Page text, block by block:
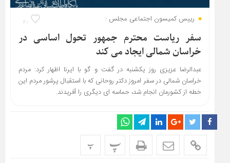
۴۱ رییس کمیسون اجتماعی مجلس :
سفر ریاست محترم جمهور تحول اساسی در
خراسان شمالی ایجاد می کند
عبدالرضا عزیزی روز یکشنبه در گفت و گو با ایرنا اظهار کرد: مردم
خراسان شمالی در سفر امروز دکتر روحانی که با استقبال پرشور مردم این
خطه از کشورمان انجام شد، حماسه ای دیگری را آفریدند.
پ پ